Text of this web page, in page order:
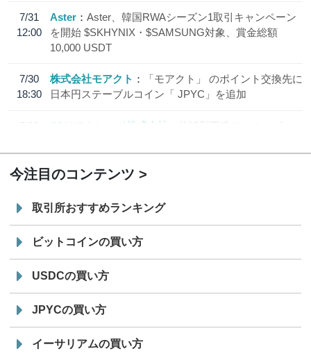
7/31
12:00
Aster
Aster、韓国RWAシーズン1取引キャンペーン
を開始 $SKHYNIX・$SAMSUNG対象、賞金総額
10,000 USDT
7/30
18:30
株式会社モアクト
「モアクト」 のポイント交換先に
日本円ステーブルコイン「 JPYC」を追加
7/29
SBI VCトレード株式会社
信託型円建てステーブル
今注目のコンテンツ
取引所おすすめランキング
ビットコインの買い方
USDCの買い方
JPYCの買い方
イーサリアムの買い方